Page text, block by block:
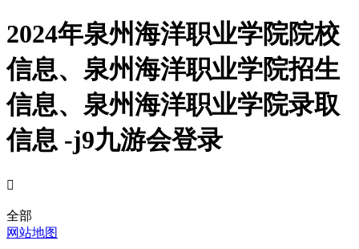
2024年泉州海洋职业学院院校
信息、泉州海洋职业学院招生
信息、泉州海洋职业学院录取
信息 -j9九游会登录

全部
网站地图